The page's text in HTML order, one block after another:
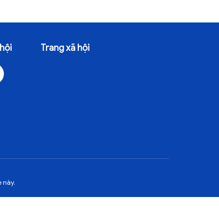
Trang xã hội